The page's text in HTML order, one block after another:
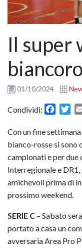
Il super
01/10/2024
Condividi:
Con un fine
bianco-rosse si sono
campionati e per due
Interregionale e
amichevoli prima di
prossimo weekend.
SERIE C – Sabato
portato a casa un
avversaria Area Pro